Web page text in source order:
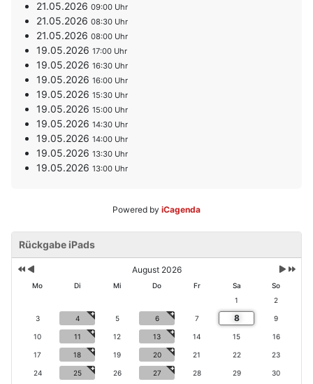
21.05.202609:00
21.05.202608:30
21.05.202608:00
19.05.202617:00
19.05.202616:30
19.05.202616:00
19.05.202615:30
19.05.202615:00
19.05.202614:30
19.05.202614:00
19.05.202613:30
19.05.202613:00
Powered by iCagenda
Rückgabe iPads
V
o
r
h
V
o
r
h
M
N
c
h
N
c
h
M
n
a
August 2026
Mo Di Mi Do Fr Sa
So
1
2
3 4 5 6 7 8 9
10 11 12 13 14 15 16
17 18 19 20 21 22 23
24 25 26 27 28 29 30